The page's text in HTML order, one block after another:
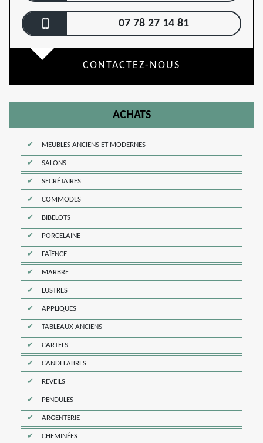
07 78 27 14 81
CONTACTEZ-NOUS
ACHATS
MEUBLES ANCIENS ET MODERNES
SALONS
SECRÉTAIRES
COMMODES
BIBELOTS
PORCELAINE
FAÏENCE
MARBRE
LUSTRES
APPLIQUES
TABLEAUX ANCIENS
CARTELS
CANDELABRES
REVEILS
PENDULES
ARGENTERIE
CHEMINÉES